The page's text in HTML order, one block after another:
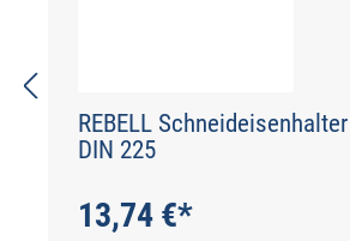
REBELL
DIN 225
13,74 €*